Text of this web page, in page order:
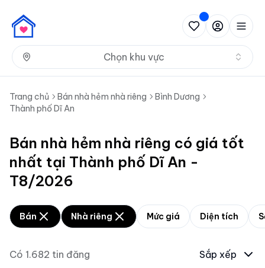
Chọn khu vực
Trang chủ Bán nhà hẻm nhà riêng
Bình Dương
Thành phố Dĩ An
Bán nhà hẻm nhà riêng có giá tốt
nhất tại Thành phố Dĩ An -
T8/2026
Bán Nhà riêng Mức giá Diện tích
Có 1.682 tin đăng Sắp xếp